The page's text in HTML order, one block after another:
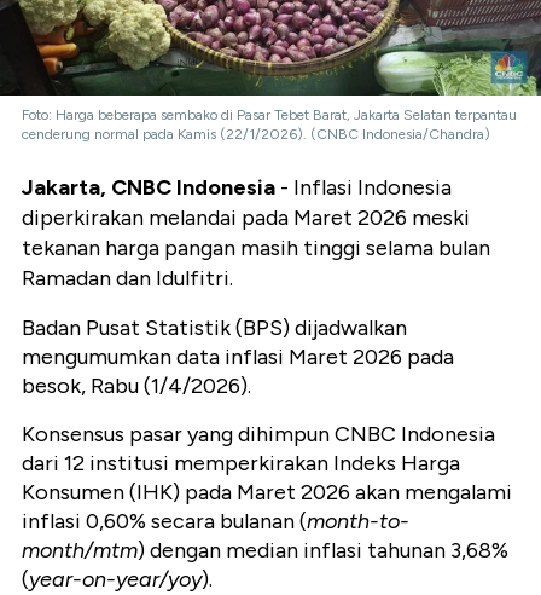
Foto: Harga beberapa sembako di Pasar Tebet Barat, Jakarta Selatan terpantau
cenderung normal pada Kamis (22/1/2026). (CNBC Indonesia/Chandra)
Jakarta, CNBC Indonesia - Inflasi Indonesia
diperkirakan melandai pada Maret 2026 meski
tekanan harga pangan masih tinggi selama bulan
Ramadan dan Idulfitri.
Badan Pusat Statistik (BPS) dijadwalkan
mengumumkan data inflasi Maret 2026 pada
besok, Rabu (1/4/2026).
Konsensus pasar yang dihimpun CNBC Indonesia
dari 12 institusi memperkirakan Indeks Harga
Konsumen (IHK) pada Maret 2026 akan mengalami
inflasi 0,60% secara bulanan (month-to-
month/mtm) dengan median inflasi tahunan 3,68%
(year-on-year/yoy).